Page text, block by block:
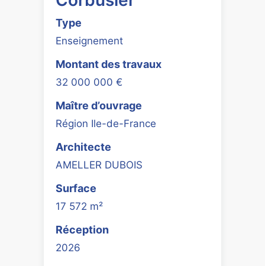
Type
Enseignement
Montant des travaux
32 000 000 €
Maître d’ouvrage
Région Ile-de-France
Architecte
AMELLER DUBOIS
Surface
17 572 m²
Réception
2026